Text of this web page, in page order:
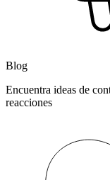
Blog
Encuentra ideas de
reacciones